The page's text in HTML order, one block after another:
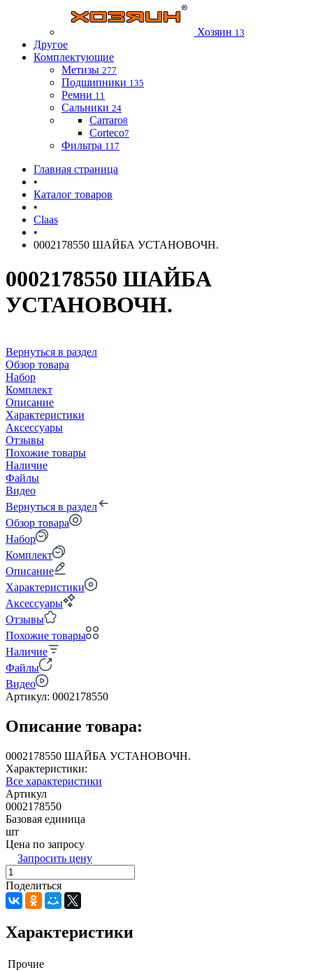
Хозяин 13
Другое
Комплектующие
Метизы 277
Подшипники 135
Ремни 11
Сальники 24
Carraro8
Corteco7
Фильтра 117
Главная страница
•
Каталог товаров
•
Claas
•
0002178550 ШАЙБА УСТАНОВОЧН.
0002178550 ШАЙБА
УСТАНОВОЧН.
Вернуться в раздел
Обзор товара
Набор
Комплект
Описание
Характеристики
Аксессуары
Отзывы
Похожие товары
Наличие
Файлы
Видео
Вернуться в раздел
Обзор товара
Набор
Комплект
Описание
Характеристики
Аксессуары
Отзывы
Похожие товары
Наличие
Файлы
Видео
Артикул: 0002178550
Описание товара:
0002178550 ШАЙБА УСТАНОВОЧН.
Характеристики:
Все характеристики
Артикул
0002178550
Базовая единица
шт
Цена по запросу
Запросить цену
Поделиться
Характеристики
Прочие